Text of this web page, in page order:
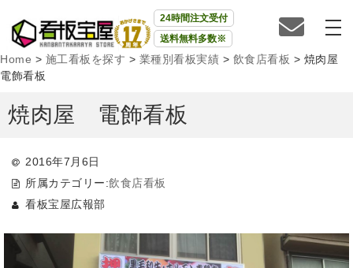
24時間注文受付
送料無料多数※
Home > 施工看板を探す > 業種別看板実績 > 飲食店看板 > 焼肉屋
電飾看板
焼肉屋 電飾看板
2016年7月6日
所属カテゴリー:飲食店看板
看板宝屋広報部